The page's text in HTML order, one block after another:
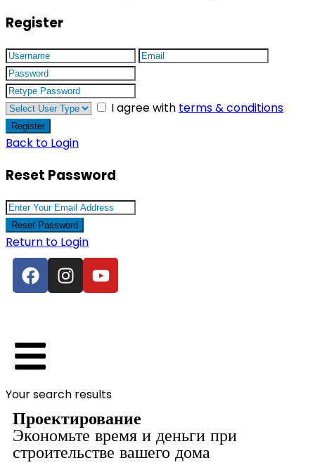
Register
I agree with terms & conditions
Register
Back to Login
Reset Password
Reset Password
Return to Login
Your search results
Проектирование
Экономьте время и деньги при
строительстве вашего дома